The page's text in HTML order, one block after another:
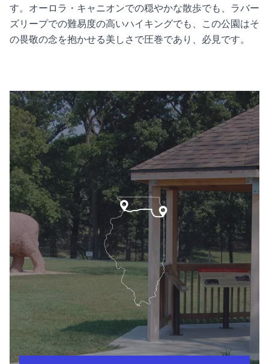
す。オーロラ・キャニオンでの穏やかな散歩でも、ラバー
ズリープでの難易度の高いハイキングでも、この公園はそ
の畏敬の念を抱かせる美しさで圧巻であり、必見です。